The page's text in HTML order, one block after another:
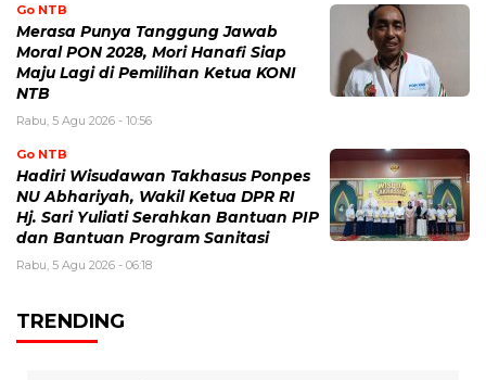
Go NTB
Merasa Punya Tanggung Jawab
Moral PON 2028, Mori Hanafi Siap
Maju Lagi di Pemilihan Ketua KONI
NTB
Rabu, 5 Agu 2026 - 10:56
Go NTB
Hadiri Wisudawan Takhasus Ponpes
NU Abhariyah, Wakil Ketua DPR RI
Hj. Sari Yuliati Serahkan Bantuan PIP
dan Bantuan Program Sanitasi
Rabu, 5 Agu 2026 - 06:18
TRENDING